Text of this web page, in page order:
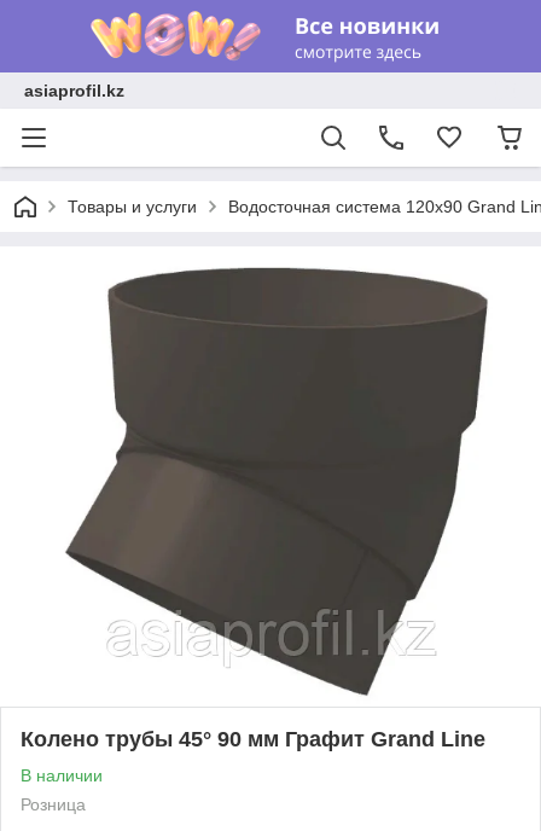
asiaprofil.kz
Товары и услуги Водосточная система 120x90 Grand
Колено трубы 45° 90 мм Графит Grand Line
В наличии
Розница